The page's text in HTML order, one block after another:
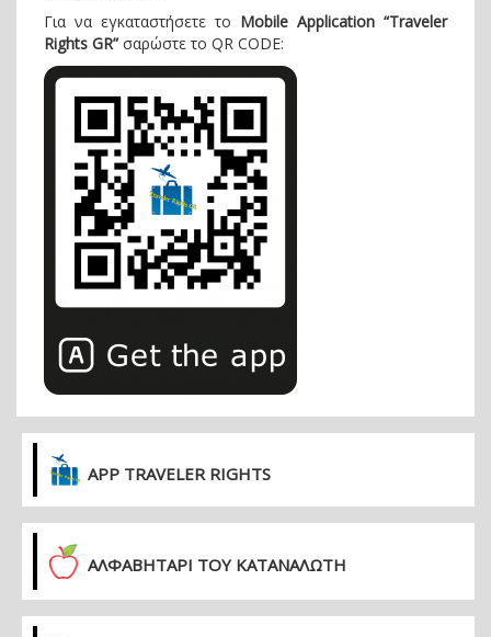
Για να εγκαταστήσετε το Mobile Application “Traveler
Rights GR” σαρώστε το QR CODE:
APP TRAVELER RIGHTS
ΑΛΦΑΒΗΤΑΡΙ ΤΟΥ ΚΑΤΑΝΑΛΩΤΗ